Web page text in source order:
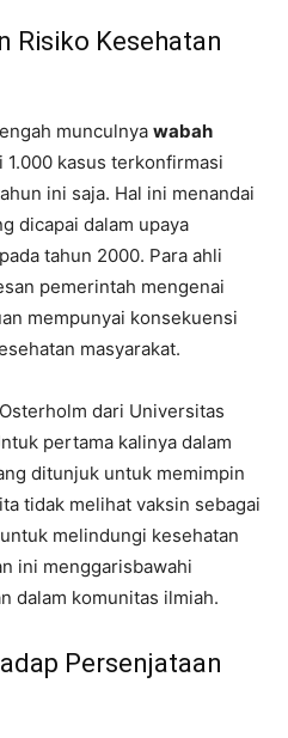
Risiko Kesehatan
munculnya wabah
1.000 kasus terkonfirmasi
ini saja. Hal ini menandai
dicapai dalam upaya
tahun 2000. Para ahli
pemerintah mengenai
mempunyai konsekuensi
masyarakat.
dari Universitas
pertama kalinya dalam
ditunjuk untuk memimpin
tidak melihat vaksin sebagai
melindungi kesehatan
ini menggarisbawahi
dalam komunitas ilmiah.
Persenjataan